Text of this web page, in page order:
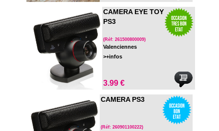
CAMERA EYE TOY
PS3
(Réf: 261500800009)
Valenciennes
>+infos
3.99 €
CAMERA PS3
(Réf: 260901100222)